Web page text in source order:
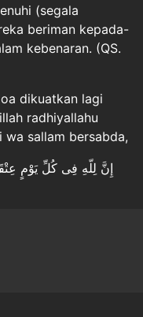
(segala
beriman kepada-
kebenaran. (QS.
dikuatkan lagi
radhiyallahu
wa sallam bersabda,
إِنَّ لِلّهِ فِى كُلِّ يَوْمٍ